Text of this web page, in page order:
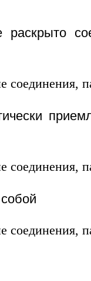
раскрыто